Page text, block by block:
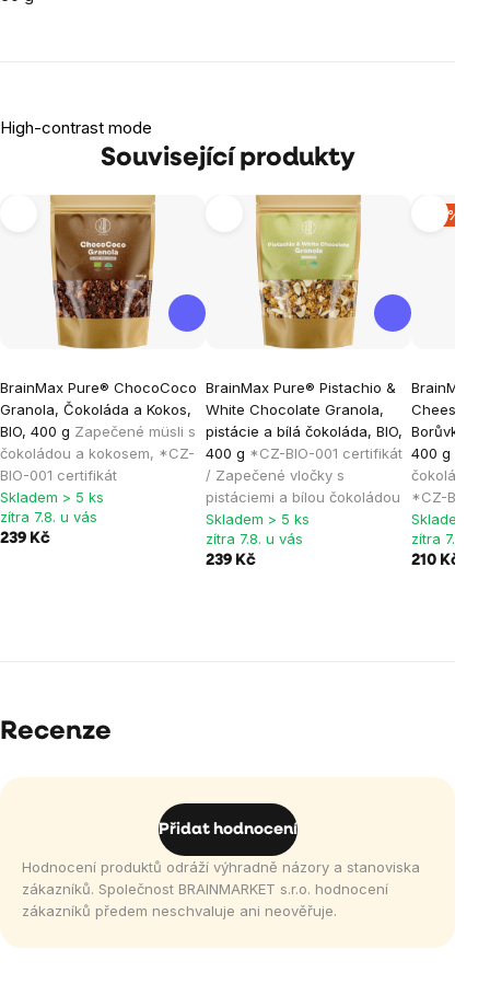
High-contrast mode
Související produkty
BrainMax Pure® ChocoCoco
Granola, Čokoláda a Kokos,
BIO, 400 g Zapečené müsli s
čokoládou a kokosem, *CZ-
BIO-001 certifikát
Skladem > 5 ks
zítra 7.8. u vás
239 Kč
BrainMax Pure® Pistachio &
White Chocolate Granola,
pistácie a bílá čokoláda, BIO,
400 g *CZ-BIO-001 certifikát
/ Zapečené vločky s
pistáciemi a bílou čokoládou
Skladem > 5 ks
zítra 7.8. u vás
239 Kč
-12 %
BrainMax
Borůvky a
400 g
čokoládou
*CZ-BIO-
Skladem >
zítra 7.8. u
210 Kč
Recenze
Přidat hodnocení
Hodnocení produktů odráží výhradně názory a stanoviska
zákazníků. Společnost BRAINMARKET s.r.o. hodnocení
zákazníků předem neschvaluje ani neověřuje.